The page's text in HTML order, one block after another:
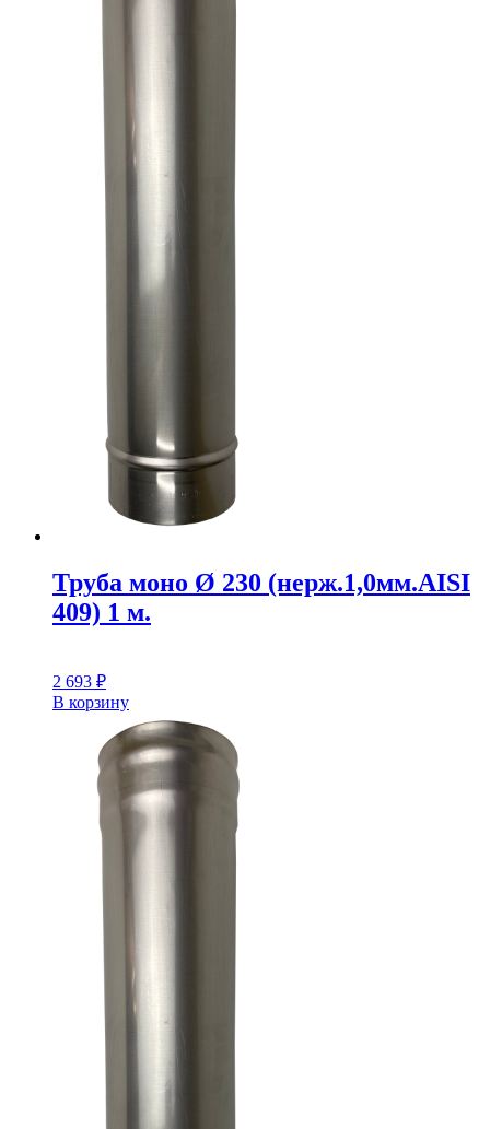
Труба моно Ø 230 (нерж.1,0мм.AISI
409) 1 м.
2 693 ₽
В корзину